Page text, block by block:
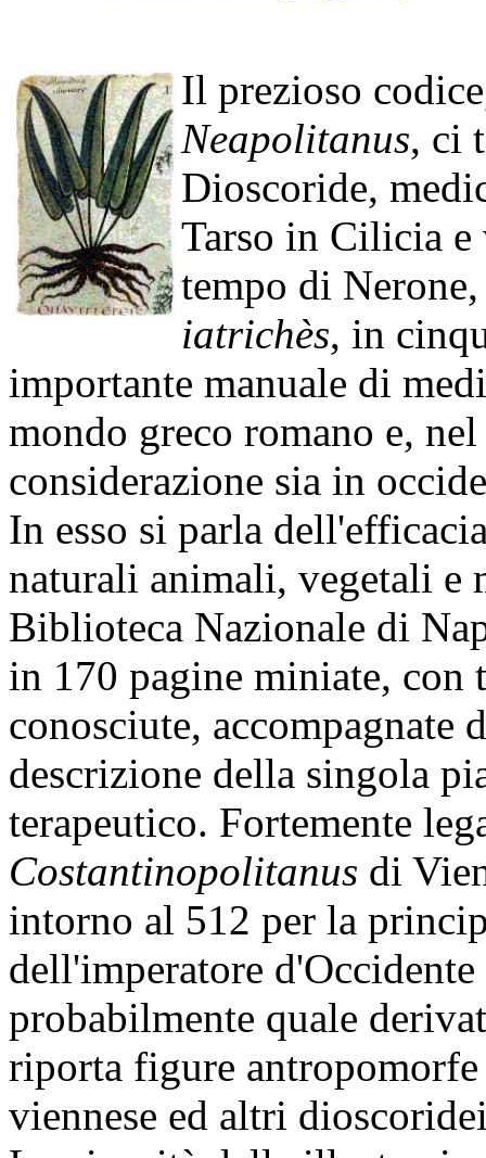
Il prezioso
Neapolitanus, ci
Dioscoride,
Tarso in Cilicia
tempo di
iatrichès, in
importante manuale di
mondo greco romano e,
considerazione sia in
In esso si parla
naturali animali, vegetali e
Biblioteca Nazionale di
in 170 pagine miniate, con
conosciute, accompagnate
descrizione della singola
terapeutico. Fortemente
Costantinopolitanus di
intorno al 512 per la
dell'imperatore
probabilmente quale
riporta figure
viennese ed altri